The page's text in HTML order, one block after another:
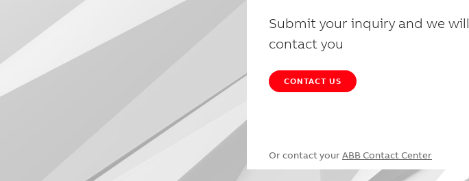
Submit your inquiry and we will
contact you
CONTACT US
Or contact your ABB Contact Center